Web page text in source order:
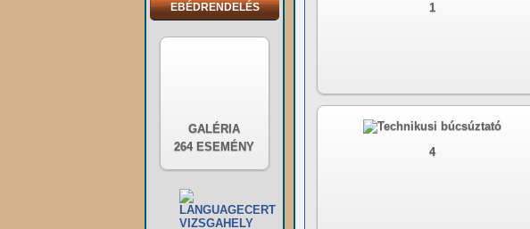
EBÉDRENDELÉS
GALÉRIA
264 ESEMÉNY
1
4